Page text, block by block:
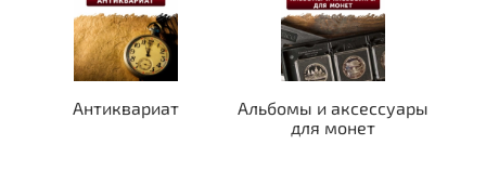
Антиквариат
Альбомы и аксессуары
для монет